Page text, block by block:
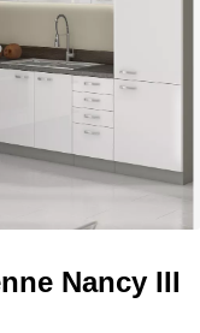
Nancy III